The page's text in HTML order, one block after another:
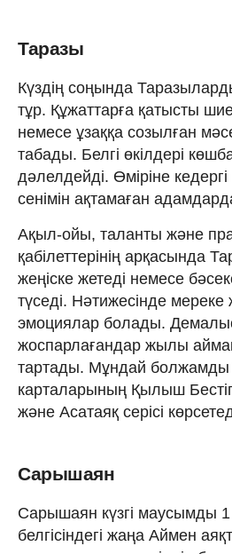
Таразы
Күздің соңында
тұр. Құжаттарға қатысты
немесе ұзаққа созылған
табады. Белгі өкілдері
дәлелдейді. Өміріне
сенімін ақтамаған
Ақыл-ойы, таланты және
қабілеттерінің арқасында
жеңіске жетеді немесе
түседі. Нәтижесінде
эмоциялар болады.
жоспарлағандар жылы
тартады. Мұндай болжамды
карталарының Қылыш
және Асатаяқ серісі
Сарышаян
Сарышаян күзгі маусымды
белгісіндегі жаңа Аймен